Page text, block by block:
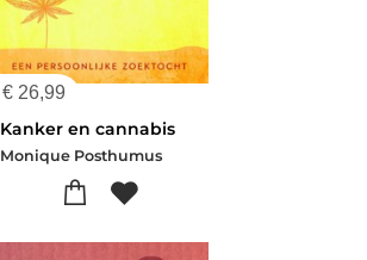
€ 26,99
Kanker en cannabis
Monique Posthumus